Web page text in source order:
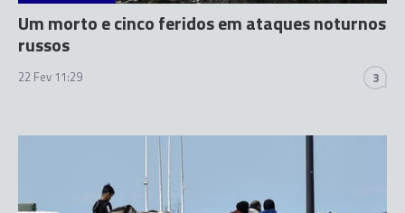
Um morto e cinco feridos em ataques noturnos
russos
22 Fev 11:29 3